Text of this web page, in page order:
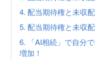
4. 配当期待権と未収
5. 配当期待権と未収
6. 「AI相続」で自分
増加！